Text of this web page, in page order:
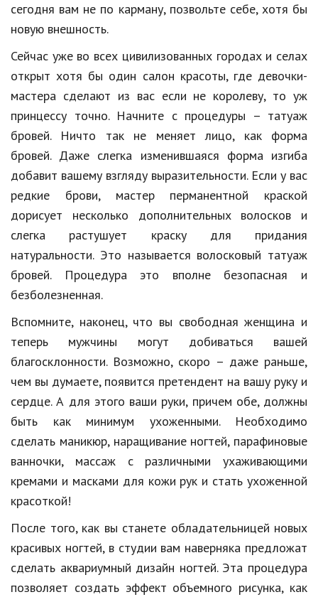
Авто, мото
Дом и сад
Недвижимость
Спорт и фитнес
Психология и отношения
Творчество и рукоделие
Разное
Работа и бизнес
Животные
Еда и напитки
Праздники и подарки
Кинематограф
Домашние животные
Семья и дети
Путешествия
Строительство
Культура и общество
Мода и стиль
Бизнес
Хобби и развлечения
Финансы
сегодня вам не по карману, позвольте себе, хотя бы
новую внешность.
Сейчас уже во всех цивилизованных городах и селах
открыт хотя бы один салон красоты, где девочки-
мастера сделают из вас если не королеву, то уж
принцессу точно. Начните с процедуры – татуаж
бровей. Ничто так не меняет лицо, как форма
бровей. Даже слегка изменившаяся форма изгиба
добавит вашему взгляду выразительности. Если у вас
редкие брови, мастер перманентной краской
дорисует несколько дополнительных волосков и
слегка растушует краску для придания
натуральности. Это называется волосковый татуаж
бровей. Процедура это вполне безопасная и
безболезненная.
Вспомните, наконец, что вы свободная женщина и
теперь мужчины могут добиваться вашей
благосклонности. Возможно, скоро – даже раньше,
чем вы думаете, появится претендент на вашу руку и
сердце. А для этого ваши руки, причем обе, должны
быть как минимум ухоженными. Необходимо
сделать маникюр, наращивание ногтей, парафиновые
ванночки, массаж с различными ухаживающими
кремами и масками для кожи рук и стать ухоженной
красоткой!
После того, как вы станете обладательницей новых
красивых ногтей, в студии вам наверняка предложат
сделать аквариумный дизайн ногтей. Эта процедура
позволяет создать эффект объемного рисунка, как